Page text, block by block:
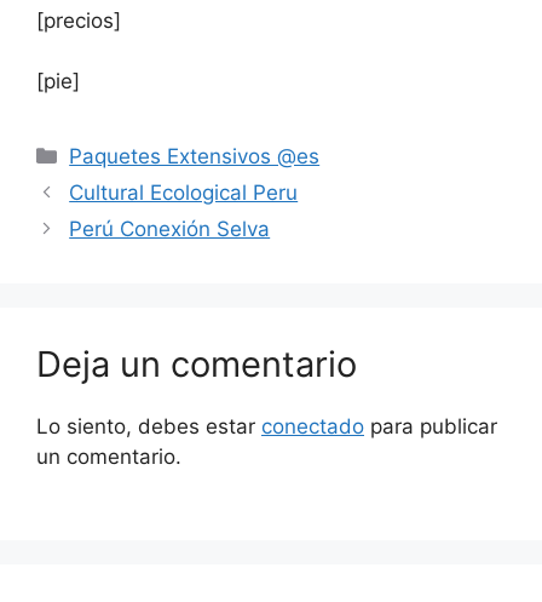
[precios]
[pie]
Paquetes Extensivos @es
Cultural Ecological Peru
Perú Conexión Selva
Deja un comentario
Lo siento, debes estar conectado para publicar
un comentario.